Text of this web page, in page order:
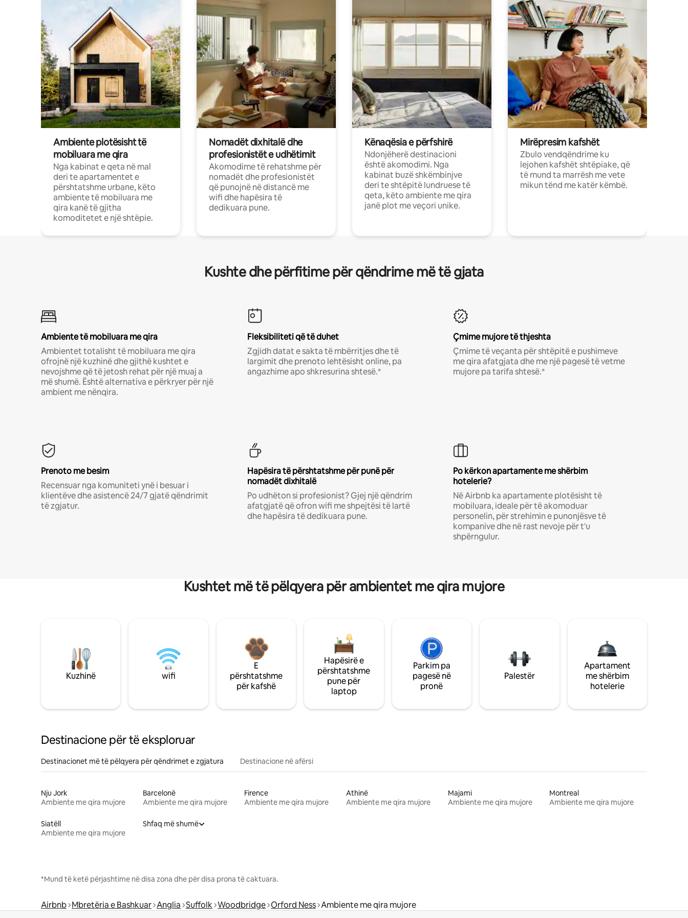
Ambiente plotësisht të
mobiluara me qira
Nga kabinat e qeta në mal
deri te apartamentet e
përshtatshme urbane, këto
ambiente të mobiluara me
qira kanë të gjitha
komoditetet e një shtëpie.
Nomadët dixhitalë dhe
profesionistët e udhëtimit
Akomodime të rehatshme për
nomadët dhe profesionistët
që punojnë në distancë me
wifi dhe hapësira të
dedikuara pune.
Kënaqësia e përfshirë
Ndonjëherë destinacioni
është akomodimi. Nga
kabinat buzë shkëmbinjve
deri te shtëpitë lundruese të
qeta, këto ambiente me qira
janë plot me veçori unike.
Mirëpresim kafshët
Zbulo vendqëndrime ku
lejohen kafshët shtëpiake, që
të mund ta marrësh me vete
mikun tënd me katër këmbë.
Kushte dhe përfitime për qëndrime më të gjata
Ambiente të mobiluara me qira
Ambientet totalisht të mobiluara me qira
ofrojnë një kuzhinë dhe gjithë kushtet e
nevojshme që të jetosh rehat për një muaj a
më shumë. Është alternativa e përkryer për një
ambient me nënqira.
Fleksibiliteti që të duhet
Zgjidh datat e sakta të mbërritjes dhe të
largimit dhe prenoto lehtësisht online, pa
angazhime apo shkresurina shtesë.*
Çmime mujore të thjeshta
Çmime të veçanta për shtëpitë e pushimeve
me qira afatgjata dhe me një pagesë të vetme
mujore pa tarifa shtesë.*
Prenoto me besim
Recensuar nga komuniteti ynë i besuar i
klientëve dhe asistencë 24/7 gjatë qëndrimit
të zgjatur.
Hapësira të përshtatshme për punë për
nomadët dixhitalë
Po udhëton si profesionist? Gjej një qëndrim
afatgjatë që ofron wifi me shpejtësi të lartë
dhe hapësira të dedikuara pune.
Po kërkon apartamente me shërbim
hotelerie?
Në Airbnb ka apartamente plotësisht të
mobiluara, ideale për të akomoduar
personelin, për strehimin e punonjësve të
kompanive dhe në rast nevoje për t'u
shpërngulur.
Kushtet më të pëlqyera për ambientet me qira mujore
Kuzhinë wifi
E
përshtatshme
për kafshë
Hapësirë e
përshtatshme
pune për
laptop
Parkim pa
pagesë në
pronë
Palestër
Apartament
me shërbim
hotelerie
Destinacione për të eksploruar
Destinacionet më të pëlqyera për qëndrimet e zgjatura Destinacione në afërsi
Nju Jork
Ambiente me qira mujore
Barcelonë
Ambiente me qira mujore
Firence
Ambiente me qira mujore
Athinë
Ambiente me qira mujore
Majami
Ambiente me qira mujore
Montreal
Ambiente me qira mujore
Siatëll
Ambiente me qira mujore
Shfaq më shumë
*Mund të ketë përjashtime në disa zona dhe për disa prona të caktuara.
Airbnb Mbretëria e Bashkuar Anglia Suffolk Woodbridge Orford Ness Ambiente me qira mujore